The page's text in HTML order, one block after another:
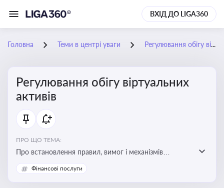
ВХІД ДО LIGA360
Головна Теми в центрі уваги Регулювання обігу віртуальних активів
Регулювання обігу віртуальних
активів
ПРО ЩО ТЕМА:
Про встановлення правил, вимог і механізмів
контролю за використанням, обігом та
оподаткуванням віртуальних активів, таких як
Фінансові послуги